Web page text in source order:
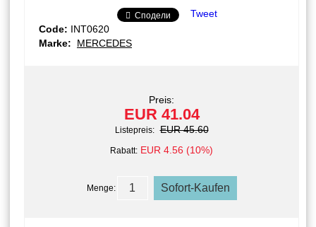
Сподели
Tweet
Code: INT0620
Marke:
MERCEDES
Preis:
EUR 41.04
Listepreis: EUR 45.60
Rabatt: EUR 4.56 (10%)
Menge: